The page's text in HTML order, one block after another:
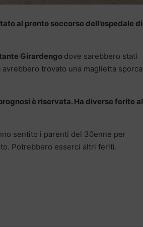
al pronto soccorso dell’ospedale di
Girardengo dove sarebbero stati
trovato una maglietta sporca
è riservata. Ha diverse ferite al
sentito i parenti del 30enne per
Potrebbero esserci altri feriti.